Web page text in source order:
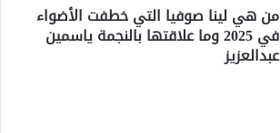
من هي لينا صوفيا التي خطفت الأضواء
في 2025 وما علاقتها بالنجمة ياسمين
عبدالعزيز